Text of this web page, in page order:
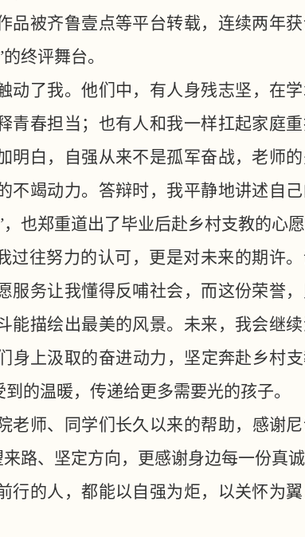
品被齐鲁壹点等平台转载，连续两年
终评舞台。
动了我。他们中，有人身残志坚，在
青春担当；也有人和我一样扛起家庭
明白，自强从来不是孤军奋战，老师
不竭动力。答辩时，我平静地讲述自
也郑重道出了毕业后赴乡村支教的心愿
过往努力的认可，更是对未来的期许
服务让我懂得反哺社会，而这份荣誉
能描绘出最美的风景。未来，我会继
身上汲取的奋进动力，坚定奔赴乡村
的温暖，传递给更多需要光的孩子。
老师、同学们长久以来的帮助，感谢
路、坚定方向，更感谢身边每一份真
的人，都能以自强为炬，以关怀为翼